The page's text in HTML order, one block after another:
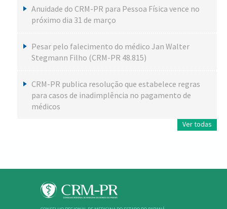
Anuidade do CRM-PR para Pessoa Física vence no
próximo dia 31 de março
Pesar pelo falecimento do médico Jan Walter
Stegmann Filho (CRM-PR 48.815)
CRM-PR publica resolução que estabelece regras
para casos de inadimplência no pagamento de
médicos
Ver todas